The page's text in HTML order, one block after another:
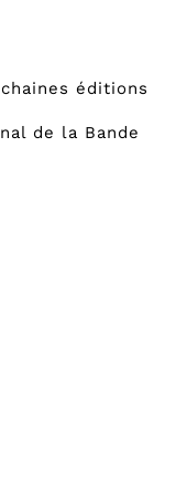
éditions
de la Bande